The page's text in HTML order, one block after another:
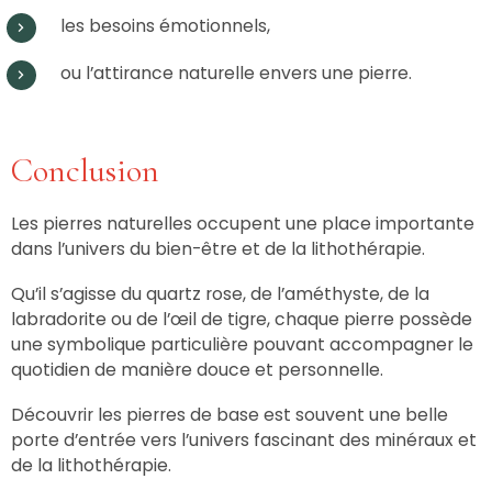
les besoins émotionnels,
ou l’attirance naturelle envers une pierre.
Conclusion
Les pierres naturelles occupent une place importante
dans l’univers du bien-être et de la lithothérapie.
Qu’il s’agisse du quartz rose, de l’améthyste, de la
labradorite ou de l’œil de tigre, chaque pierre possède
une symbolique particulière pouvant accompagner le
quotidien de manière douce et personnelle.
Découvrir les pierres de base est souvent une belle
porte d’entrée vers l’univers fascinant des minéraux et
de la lithothérapie.